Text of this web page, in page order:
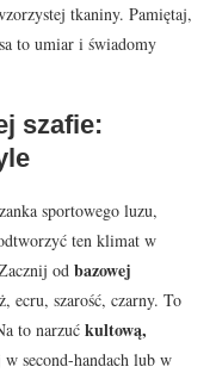
tkaniny. Pamiętaj,
to umiar i świadomy
szafie:
sportowego luzu,
ten klimat w
od bazowej
ecru, szarość, czarny. To
to narzuć kultową,
w second-handach lub w